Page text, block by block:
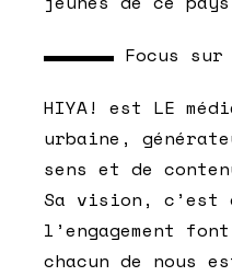
▬▬▬▬ Focus sur
HIYA! est LE
urbaine,
sens et de
Sa vision,
l’engagement
chacun de nous